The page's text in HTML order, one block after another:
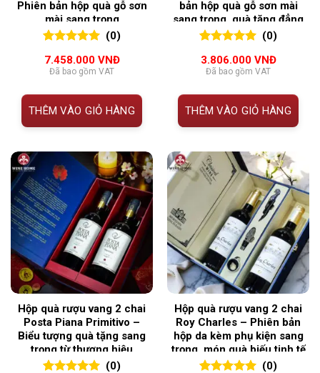
Phiên bản hộp quà gỗ sơn
mài sang trọng
đánh giá
(0)
7.458.000 VNĐ
Đã bao gồm VAT
THÊM VÀO GIỎ HÀNG
bản hộp quà gỗ sơn mài
sang trọng, quà tặng đẳng
cấp
đánh giá
(0)
3.806.000 VNĐ
Đã bao gồm VAT
THÊM VÀO GIỎ HÀNG
Hộp quà rượu vang 2 chai
Posta Piana Primitivo –
Biểu tượng quà tặng sang
trọng từ thương hiệu
Cantine Paradiso
(0)
Hộp quà rượu vang 2 chai
Roy Charles – Phiên bản
hộp da kèm phụ kiện sang
trọng, món quà biếu tinh tế
cho mọi dịp đặc biệt
(0)